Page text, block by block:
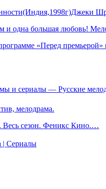
и одна большая любовь!
«Перед
и сериалы — Русские
мелодрама.
Весь сезон. Феникс Кино.…
| Сериалы